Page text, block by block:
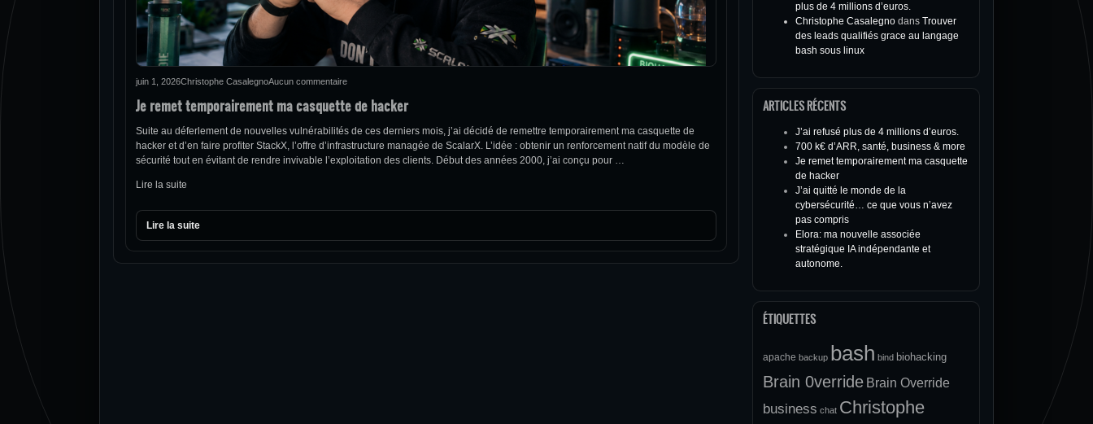
juin 1, 2026Christophe CasalegnoAucun commentaire
Je remet temporairement ma casquette de hacker
Suite au déferlement de nouvelles vulnérabilités de ces derniers mois, j’ai décidé de remettre temporairement ma casquette de
hacker et d’en faire profiter StackX, l’offre d’infrastructure managée de ScalarX. L’idée : obtenir un renforcement natif du modèle de
sécurité tout en évitant de rendre invivable l’exploitation des clients. Début des années 2000, j’ai conçu pour …
Lire la suite
Lire la suite
plus de 4 millions d’euros.
Christophe Casalegno dans Trouver
des leads qualifiés grace au langage
bash sous linux
ARTICLES RÉCENTS
J’ai refusé plus de 4 millions d’euros.
700 k€ d’ARR, santé, business & more
Je remet temporairement ma casquette
de hacker
J’ai quitté le monde de la
cybersécurité… ce que vous n’avez
pas compris
Elora: ma nouvelle associée
stratégique IA indépendante et
autonome.
ÉTIQUETTES
apache backup bash bind biohacking
Brain 0verride Brain Override
business chat Christophe